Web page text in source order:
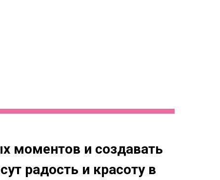
моментов и создавать
радость и красоту в